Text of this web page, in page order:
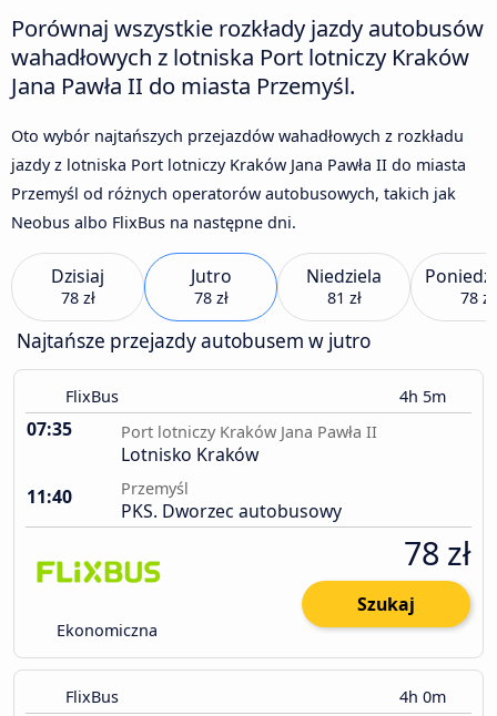
Porównaj wszystkie rozkłady jazdy autobusów
wahadłowych z lotniska Port lotniczy Kraków
Jana Pawła II do miasta Przemyśl.
Oto wybór najtańszych przejazdów wahadłowych z rozkładu
jazdy z lotniska Port lotniczy Kraków Jana Pawła II do miasta
Przemyśl od różnych operatorów autobusowych, takich jak
Neobus albo FlixBus na następne dni.
Dzisiaj
78 zł
Jutro
78 zł
Niedziela
81 zł 78 zł
Najtańsze przejazdy autobusem w jutro
FlixBus 4h 5m
07:35 Port lotniczy Kraków Jana Pawła II
Lotnisko Kraków
11:40
Przemyśl
PKS. Dworzec autobusowy
Ekonomiczna
78 zł
Szukaj
FlixBus 4h 0m